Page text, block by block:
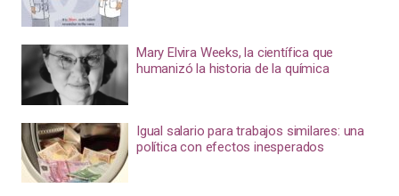
Mary Elvira Weeks, la científica que
humanizó la historia de la química
Igual salario para trabajos similares: una
política con efectos inesperados